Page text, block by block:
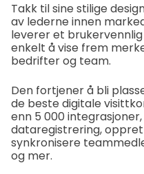
Takk til sine stilige
av lederne innen
leverer et
enkelt å vise frem
bedrifter og team.
Den fortjener å bli
de beste digitale
enn 5 000
dataregistrering,
synkronisere
og mer.